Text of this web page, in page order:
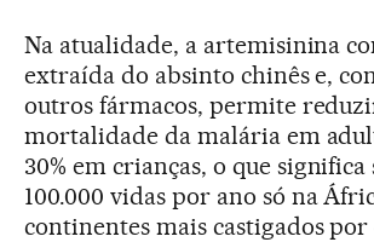
Na atualidade, a artemisinina
extraída do absinto chinês e,
outros fármacos, permite
mortalidade da malária em
30% em crianças, o que significa
100.000 vidas por ano só na
continentes mais castigados por